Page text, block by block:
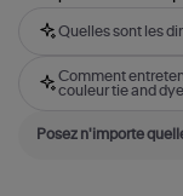
Quelles sont les
Comment
couleur tie and